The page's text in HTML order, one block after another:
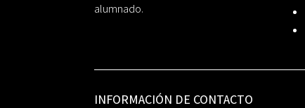
alumnado.
INFORMACIÓN DE CONTACTO